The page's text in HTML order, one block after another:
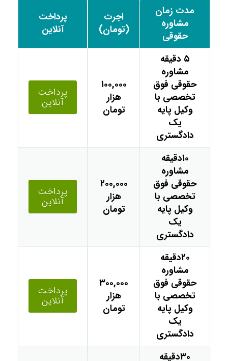
مدت زمان
مشاوره
حقوقی
اجرت
(تومان)
پرداخت
آنلاین
۵ دقیقه
مشاوره
حقوقی فوق
تخصصی با
وکیل پایه
یک
دادگستری
۱۰۰,۰۰۰
هزار
تومان
پرداخت
آنلاین
۱۰دقیقه
مشاوره
حقوقی فوق
تخصصی با
وکیل پایه
یک
دادگستری
۲۰۰,۰۰۰
هزار
تومان
پرداخت
آنلاین
۲۰دقیقه
مشاوره
حقوقی فوق
تخصصی با
وکیل پایه
یک
دادگستری
۳۰۰,۰۰۰
هزار
تومان
پرداخت
آنلاین
۳۰دقیقه